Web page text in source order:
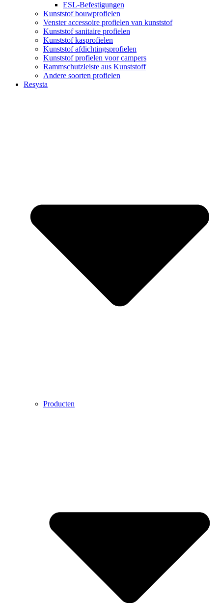
ESL-Befestigungen
Kunststof bouwprofielen
Venster accessoire profielen van kunststof
Kunststof sanitaire profielen
Kunststof kasprofielen
Kunststof afdichtingsprofielen
Kunststof profielen voor campers
Rammschutzleiste aus Kunststoff
Andere soorten profielen
Resysta
Producten